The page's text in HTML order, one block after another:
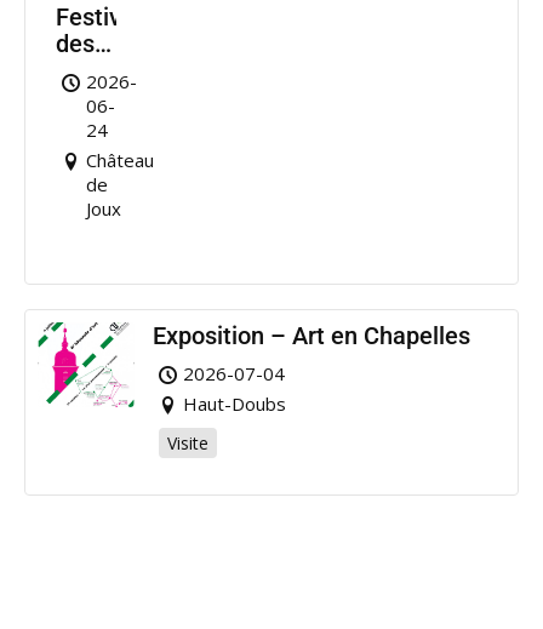
Festival
des
Nuits
de
Joux
2026-
06-
24
Château
de
Joux
Exposition – Art en Chapelles
2026-07-04
Haut-Doubs
Visite